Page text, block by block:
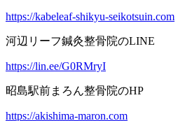
https://kabeleaf-shikyu-seikotsuin.com
河辺リーフ鍼灸整骨院のLINE
https://lin.ee/G0RMryI
昭島駅前まろん整骨院のHP
https://akishima-maron.com